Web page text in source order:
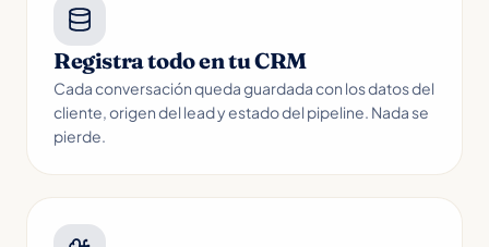
Registra todo en tu CRM
Cada conversación queda guardada con los datos del
cliente, origen del lead y estado del pipeline. Nada se
pierde.